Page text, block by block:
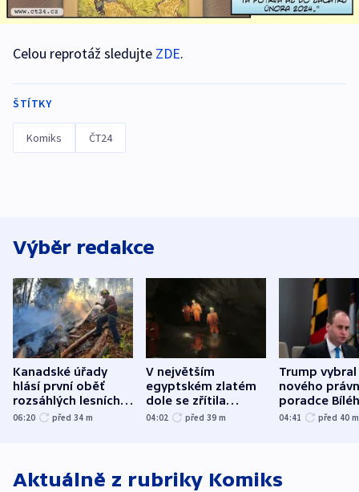
Celou reprotáž sledujte ZDE.
ŠTÍTKY
Komiks ČT24
Výběr redakce
Kanadské úřady
hlásí první oběť
rozsáhlých lesních
požárů
06:20 před 34 m
V největším
egyptském zlatém
dole se zřítila
hornina, jeden
04:02 před 39 m
Trump vybral
nového
poradce
domu
04:41 před 40 m
Aktuálně z rubriky Komiks